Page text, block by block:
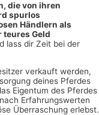
die von ihren
spurlos
Händlern als
Geld
lass dir Zeit bei der
verkauft werden,
deines Pferdes
Eigentum des Pferdes
Erfahrungswerten
Überraschung erlebst.